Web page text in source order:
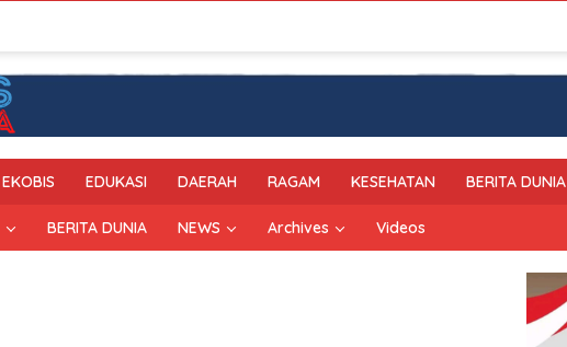
EKOBIS EDUKASI DAERAH RAGAM KESEHATAN BERITA DUNIA
BERITA DUNIA NEWS Archives Videos